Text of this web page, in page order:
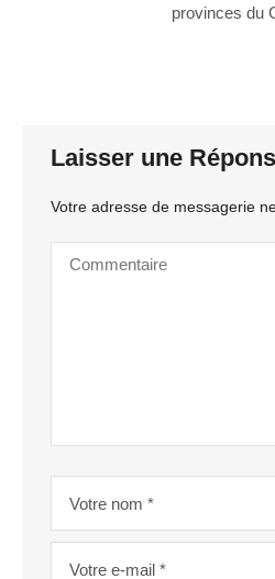
provinces du
Laisser une
Votre adresse de messagerie